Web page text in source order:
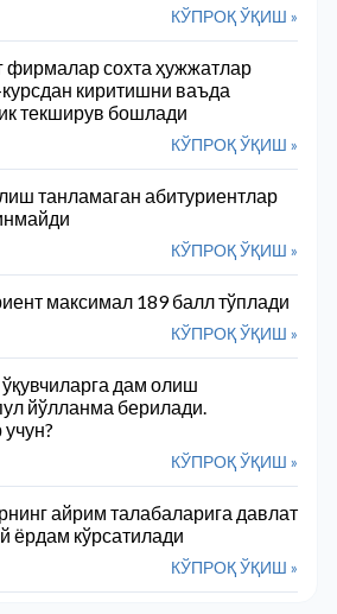
КЎПРОҚ ЎҚИШ »
фирмалар сохта ҳужжатлар
киритишни ваъда
текширув бошлади
КЎПРОҚ ЎҚИШ »
танламаган абитуриентлар
КЎПРОҚ ЎҚИШ »
максимал 189 балл тўплади
КЎПРОҚ ЎҚИШ »
дам олиш
йўлланма берилади.
КЎПРОҚ ЎҚИШ »
айрим талабаларига давлат
ёрдам кўрсатилади
КЎПРОҚ ЎҚИШ »